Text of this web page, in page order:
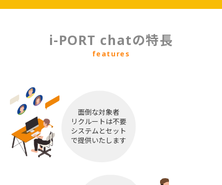
i-PORT chatの特長
features
面倒な対象者
リクルートは不要
システムとセット
で提供いたします